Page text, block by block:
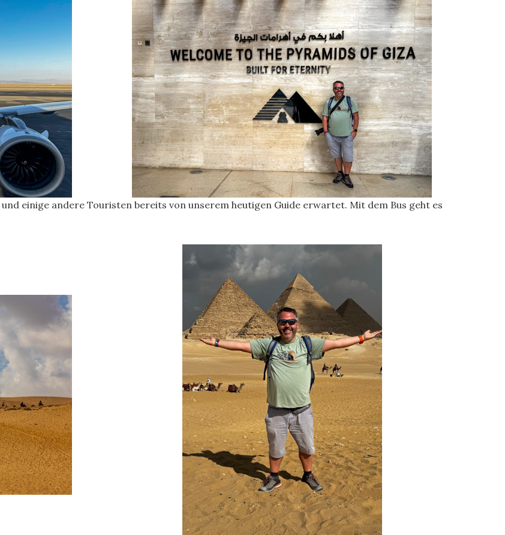
einige andere Touristen bereits von unserem heutigen Guide erwartet. Mit dem Bus geht es